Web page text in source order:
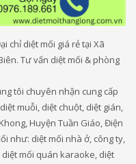
chỉ diệt mối giá rẻ tại Xã
Tư vấn diệt mối & phòng
tôi chuyên nhận cung cấp
muỗi, diệt chuột, diệt gián,
Huyện Tuần Giáo, Điện
như: diệt mối nhà ở, công ty,
mối quán karaoke, diệt